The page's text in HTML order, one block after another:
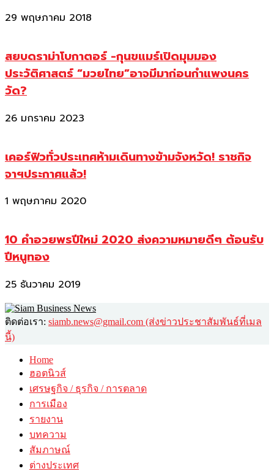
29 พฤษภาคม 2018
สยบดราม่าโบกาตอร์ -กุนขแมร์เปิดมุมมอง
ประวัติศาสตร์ “มวยไทย”อาจมีมาก่อนกำแพงนคร
วัด?
26 มกราคม 2023
เคอร์ฟิวทั่วประเทศห้ามเดินทางข้ามจังหวัด! ราชกิจ
จาฯประกาศแล้ว!
1 พฤษภาคม 2020
10 คำอวยพรปีใหม่ 2020 ส่งความหมายดีๆ ต้อนรับ
ปีหนูทอง
25 ธันวาคม 2019
ติดต่อเรา: siamb.news@gmail.com (ส่งข่าวประชาสัมพันธ์ที่เมล
นี้)
Home
ฮอตนิวส์
เศรษฐกิจ / ธุรกิจ / การตลาด
การเมือง
รายงาน
บทความ
สัมภาษณ์
ต่างประเทศ